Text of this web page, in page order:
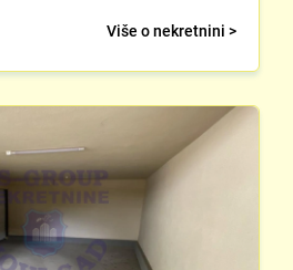
Više o nekretnini >